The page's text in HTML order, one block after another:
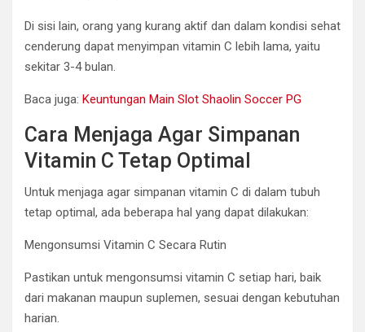
Di sisi lain, orang yang kurang aktif dan dalam kondisi sehat
cenderung dapat menyimpan vitamin C lebih lama, yaitu
sekitar 3-4 bulan.
Baca juga: Keuntungan Main Slot Shaolin Soccer PG
Cara Menjaga Agar Simpanan
Vitamin C Tetap Optimal
Untuk menjaga agar simpanan vitamin C di dalam tubuh
tetap optimal, ada beberapa hal yang dapat dilakukan:
Mengonsumsi Vitamin C Secara Rutin
Pastikan untuk mengonsumsi vitamin C setiap hari, baik
dari makanan maupun suplemen, sesuai dengan kebutuhan
harian.